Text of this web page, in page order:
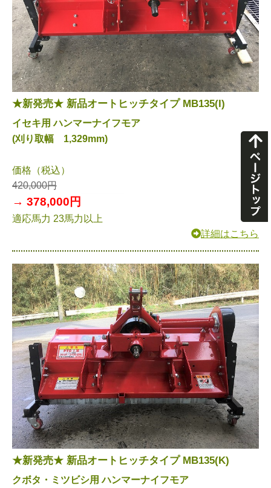
★新発売★ 新品オートヒッチタイプ MB135(I)
イセキ用 ハンマーナイフモア
(刈り取幅 1,329mm)
価格（税込）
420,000円
→ 378,000円
適応馬力 23馬力以上
詳細はこちら
★新発売★ 新品オートヒッチタイプ MB135(K)
クボタ・ミツビシ用 ハンマーナイフモア